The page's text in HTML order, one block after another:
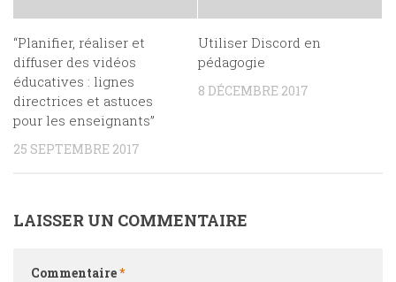
“Planifier, réaliser et
diffuser des vidéos
éducatives : lignes
directrices et astuces
pour les enseignants”
25 SEPTEMBRE 2017
Utiliser Discord en
pédagogie
8 DÉCEMBRE 2017
LAISSER UN COMMENTAIRE
Commentaire*